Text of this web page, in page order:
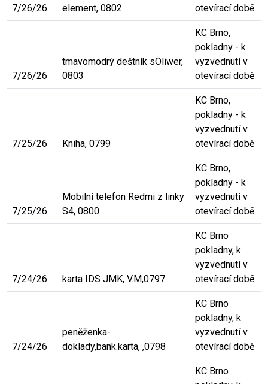
7/26/26
element, 0802
otevírací době
7/26/26
tmavomodrý deštník sOliwer,
0803
KC Brno,
pokladny - k
vyzvednutí v
otevírací době
7/25/26 Kniha, 0799
KC Brno,
pokladny - k
vyzvednutí v
otevírací době
7/25/26
Mobilní telefon Redmi z linky
S4, 0800
KC Brno,
pokladny - k
vyzvednutí v
otevírací době
7/24/26 karta IDS JMK, V.M,0797
KC Brno
pokladny, k
vyzvednutí v
otevírací době
7/24/26
peněženka-
doklady,bank.karta, ,0798
KC Brno
pokladny, k
vyzvednutí v
otevírací době
KC Brno